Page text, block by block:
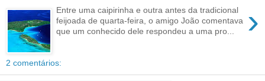
›
Entre uma caipirinha e outra antes da tradicional
feijoada de quarta-feira, o amigo João comentava
que um conhecido dele respondeu a uma pro...
2 comentários: